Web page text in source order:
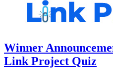
Winner
Link Project Quiz